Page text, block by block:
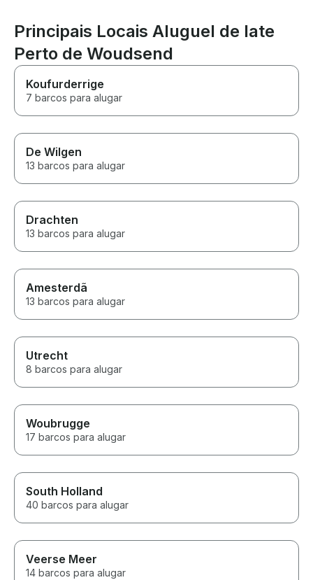
Principais Locais Aluguel de Iate
Perto de Woudsend
Koufurderrige
7 barcos para alugar
De Wilgen
13 barcos para alugar
Drachten
13 barcos para alugar
Amesterdã
13 barcos para alugar
Utrecht
8 barcos para alugar
Woubrugge
17 barcos para alugar
South Holland
40 barcos para alugar
Veerse Meer
14 barcos para alugar